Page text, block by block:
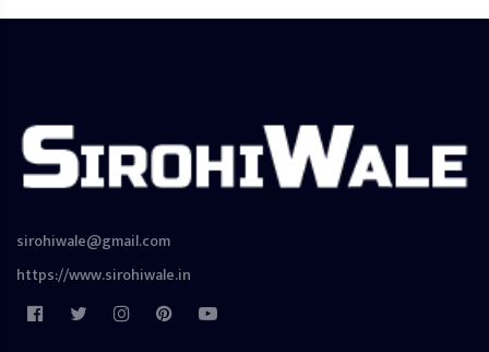
sirohiwale@gmail.com
https://www.sirohiwale.in